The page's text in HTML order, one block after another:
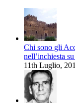
Chi sono gli
nell’inchiesta
11th Luglio,